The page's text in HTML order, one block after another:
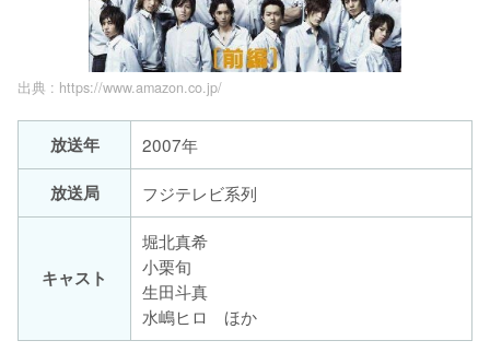
出典 : https://www.amazon.co.jp/
放送年
2007年
放送局
フジテレビ系列
キャスト
堀北真希
小栗旬
生田斗真
水嶋ヒロ ほか